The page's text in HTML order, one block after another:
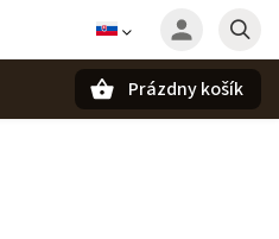
Prázdny košík